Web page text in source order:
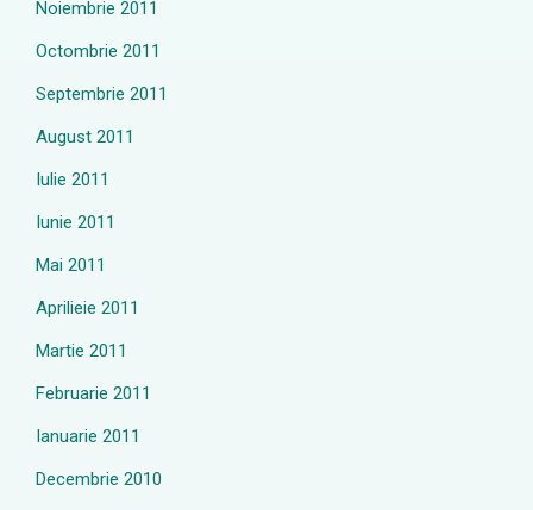
Noiembrie 2011
Octombrie 2011
Septembrie 2011
August 2011
Iulie 2011
Iunie 2011
Mai 2011
Aprilieie 2011
Martie 2011
Februarie 2011
Ianuarie 2011
Decembrie 2010